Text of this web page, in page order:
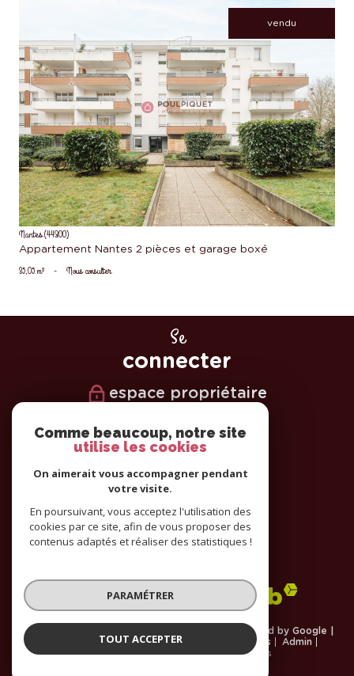
vendu
voir le bien
Nantes (44300)
Appartement Nantes 2 pièces et garage boxé
35,05 m²
- Nous consulter
Se
connecter
espace propriétaire
Nous
suivre
Nous
© 2026 | Tous droits réservés | Traduction powered by Google |
Nos honoraires Mentions légales
Admin
Partenaires
Politique RGPD Cookies
Comme beaucoup, notre site
utilise les cookies
On aimerait vous accompagner pendant
votre visite.
En poursuivant, vous acceptez l'utilisation des
cookies par ce site, afin de vous proposer des
contenus adaptés et réaliser des statistiques !
PARAMÉTRER
TOUT ACCEPTER